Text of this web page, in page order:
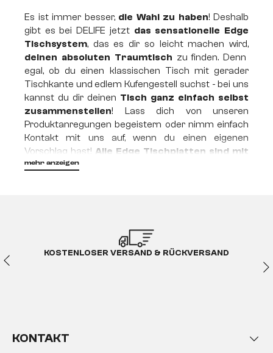
Es ist immer besser, die Wahl zu haben! Deshalb
gibt es bei DELIFE jetzt das sensationelle Edge
Tischsystem, das es dir so leicht machen wird,
deinen absoluten Traumtisch zu finden. Denn
egal, ob du einen klassischen Tisch mit gerader
Tischkante und edlem Kufengestell suchst - bei uns
kannst du dir deinen Tisch ganz einfach selbst
zusammenstellen! Lass dich von unseren
Produktanregungen begeistern oder nimm einfach
Kontakt mit uns auf, wenn du einen eigenen
Vorschlag hast! Alle Edge Tischplatten sind mit
verschiedenen Gestelltypen kombinierbar!
Das neue Edge Tischsystem
Esszimmer erreicht. Oft waren es nur Kleinigkeiten,
mehr anzeigen
KOSTENLOSER VERSAND & RÜCKVERSAND
KONTAKT